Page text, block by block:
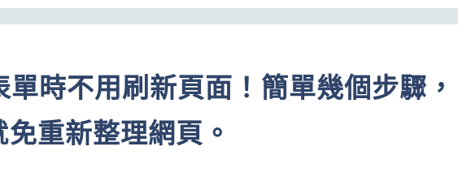
單時不用刷新頁面！簡單幾個步驟，
重新整理網頁。